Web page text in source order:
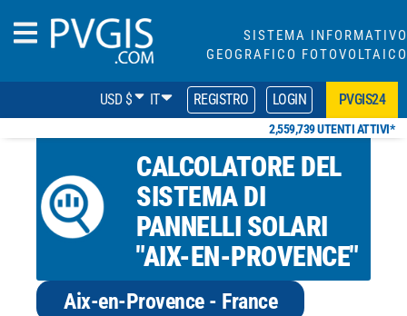
SISTEMA INFORMATIVO
GEOGRAFICO FOTOVOLTAICO
USD $ IT REGISTRO LOGIN PVGIS24
2,559,739 UTENTI ATTIVI*
CALCOLATORE DEL
SISTEMA DI
PANNELLI SOLARI
"AIX-EN-PROVENCE"
Aix-en-Provence - France